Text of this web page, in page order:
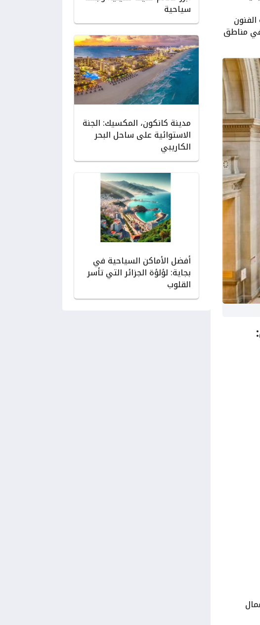
سياحية
مدينة كانكون، المكسيك: الجنة
الاستوائية على ساحل البحر
الكاريبي
أفضل الأماكن السياحية في
بجاية: لؤلؤة الجزائر التي تأسر
القلوب
مناطق